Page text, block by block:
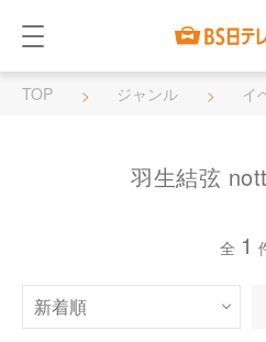
TOP ジャンル
イ
羽生結弦
全 1